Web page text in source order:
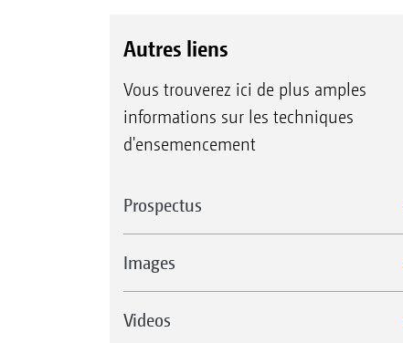
Autres liens
Vous trouverez ici de plus amples
informations sur les techniques
d'ensemencement
Prospectus
Images
Videos